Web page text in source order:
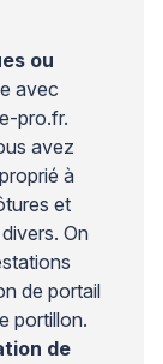
ou
avec
pro.fr.
avez
à
et
On
de portail
portillon.
de